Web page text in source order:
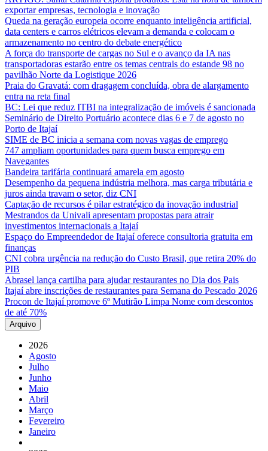
exportar empresas, tecnologia e inovação
Queda na geração europeia ocorre enquanto inteligência artificial,
data centers e carros elétricos elevam a demanda e colocam o
armazenamento no centro do debate energético
A força do transporte de cargas no Sul e o avanço da IA nas
transportadoras estarão entre os temas centrais do estande 98 no
pavilhão Norte da Logistique 2026
Praia do Gravatá: com dragagem concluída, obra de alargamento
entra na reta final
BC: Lei que reduz ITBI na integralização de imóveis é sancionada
Seminário de Direito Portuário acontece dias 6 e 7 de agosto no
Porto de Itajaí
SIME de BC inicia a semana com novas vagas de emprego
747 ampliam oportunidades para quem busca emprego em
Navegantes
Bandeira tarifária continuará amarela em agosto
Desempenho da pequena indústria melhora, mas carga tributária e
juros ainda travam o setor, diz CNI
Captação de recursos é pilar estratégico da inovação industrial
Mestrandos da Univali apresentam propostas para atrair
investimentos internacionais a Itajaí
Espaço do Empreendedor de Itajaí oferece consultoria gratuita em
finanças
CNI cobra urgência na redução do Custo Brasil, que retira 20% do
PIB
Abrasel lança cartilha para ajudar restaurantes no Dia dos Pais
Itajaí abre inscrições de restaurantes para Semana do Pescado 2026
Procon de Itajaí promove 6º Mutirão Limpa Nome com descontos
de até 70%
Arquivo
2026
Agosto
Julho
Junho
Maio
Abril
Março
Fevereiro
Janeiro